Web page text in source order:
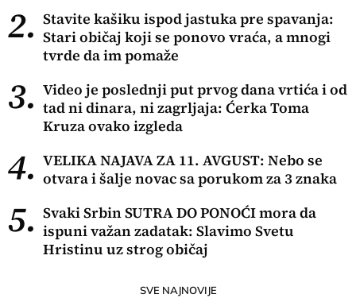
2. Stavite kašiku ispod jastuka pre spavanja:
Stari običaj koji se ponovo vraća, a mnogi
tvrde da im pomaže
3. Video je poslednji put prvog dana vrtića i od
tad ni dinara, ni zagrljaja: Ćerka Toma
Kruza ovako izgleda
4. VELIKA NAJAVA ZA 11. AVGUST: Nebo se
otvara i šalje novac sa porukom za 3 znaka
5. Svaki Srbin SUTRA DO PONOĆI mora da
ispuni važan zadatak: Slavimo Svetu
Hristinu uz strog običaj
SVE NAJNOVIJE